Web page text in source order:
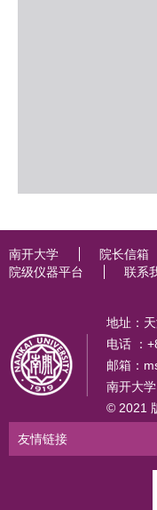
南开大学 院长信箱
院级仪器平台
联系
地址：
电话 ：
邮箱：
南开大
© 2021
友情链接